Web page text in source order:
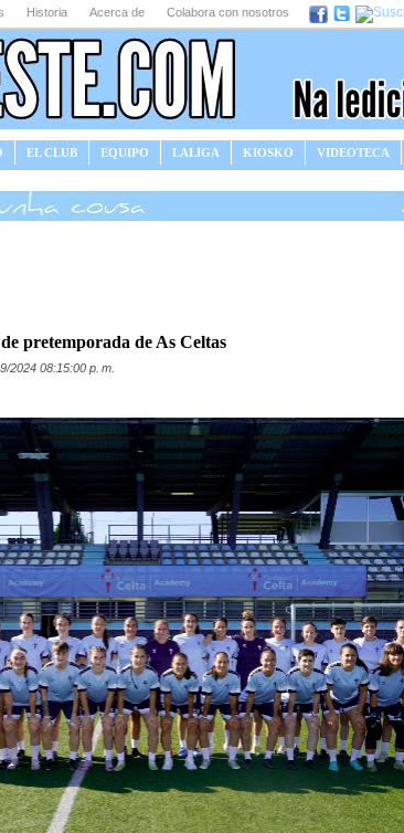
Historia Acerca de Colabora con nosotros
EL CLUB EQUIPO LALIGA KIOSKO VIDEOTECA
pretemporada de As Celtas
2024 08:15:00 p. m.